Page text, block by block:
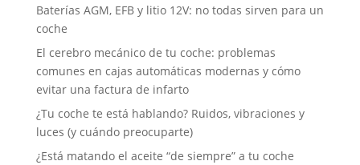
Baterías AGM, EFB y litio 12V: no todas sirven para un
coche
El cerebro mecánico de tu coche: problemas
comunes en cajas automáticas modernas y cómo
evitar una factura de infarto
¿Tu coche te está hablando? Ruidos, vibraciones y
luces (y cuándo preocuparte)
¿Está matando el aceite “de siempre” a tu coche